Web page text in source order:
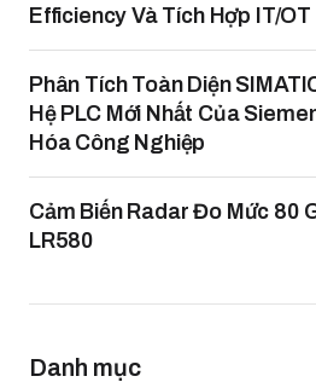
Efficiency Và Tích Hợp IT/OT
Phân Tích Toàn Diện
Hệ PLC Mới Nhất Của
Hóa Công Nghiệp
Cảm Biến Radar Đo Mức 80
LR580
Danh mục